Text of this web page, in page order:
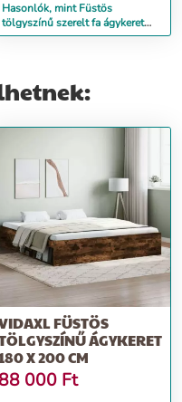
Hasonlók, mint Füstös
tölgyszínű szerelt fa ágykeret
140x190 cm
FÜSTÖS
ÁGYKERET
X 200 CM
88 000 Ft